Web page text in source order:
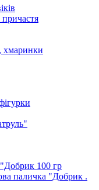
хмаринки
100 гр
паличка "Добрик .